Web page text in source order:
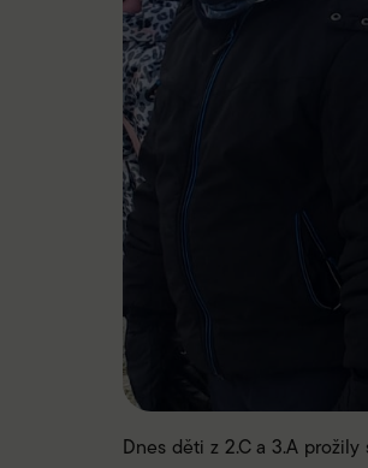
Dnes děti z 2.C a 3.A